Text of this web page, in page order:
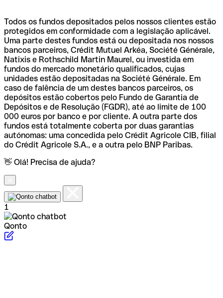
Todos os fundos depositados pelos nossos clientes estão
protegidos em conformidade com a legislação aplicável.
Uma parte destes fundos está ou depositada nos nossos
bancos parceiros, Crédit Mutuel Arkéa, Société Générale,
Natixis e Rothschild Martin Maurel, ou investida em
fundos do mercado monetário qualificados, cujas
unidades estão depositadas na Société Générale. Em
caso de falência de um destes bancos parceiros, os
depósitos estão cobertos pelo Fundo de Garantia de
Depósitos e de Resolução (FGDR), até ao limite de 100
000 euros por banco e por cliente. A outra parte dos
fundos está totalmente coberta por duas garantias
autónomas: uma concedida pelo Crédit Agricole CIB, filial
do Crédit Agricole S.A., e a outra pelo BNP Paribas.
👋 Olá! Precisa de ajuda?
1
Qonto